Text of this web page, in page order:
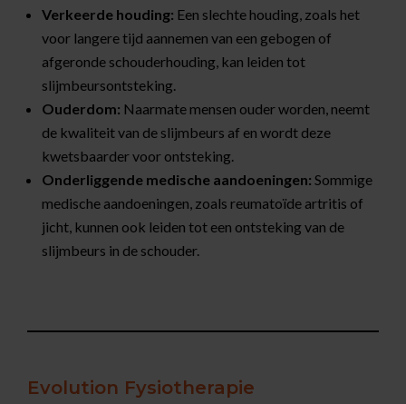
Verkeerde houding: Een slechte houding, zoals het
voor langere tijd aannemen van een gebogen of
afgeronde schouderhouding, kan leiden tot
slijmbeursontsteking.
Ouderdom: Naarmate mensen ouder worden, neemt
de kwaliteit van de slijmbeurs af en wordt deze
kwetsbaarder voor ontsteking.
Onderliggende medische aandoeningen: Sommige
medische aandoeningen, zoals reumatoïde artritis of
jicht, kunnen ook leiden tot een ontsteking van de
slijmbeurs in de schouder.
Evolution Fysiotherapie